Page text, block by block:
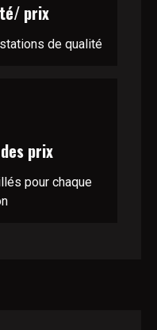
prix
de qualité
prix
pour chaque